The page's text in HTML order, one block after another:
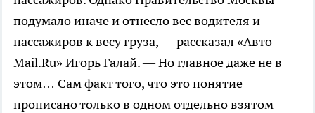
подумало иначе и отнесло вес водителя и
пассажиров к весу груза, — рассказал «Авто
Mail.Ru» Игорь Галай. — Но главное даже не в
этом… Сам факт того, что это понятие
прописано только в одном отдельно взятом